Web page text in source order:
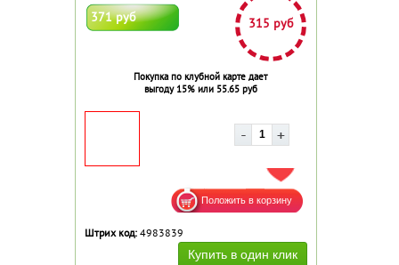
371 руб 315 руб
Покупка по клубной карте дает
выгоду 15% или 55.65 руб
ДОБАВИТЬ В ИЗБРАННОЕ
Штрих код: 4983839